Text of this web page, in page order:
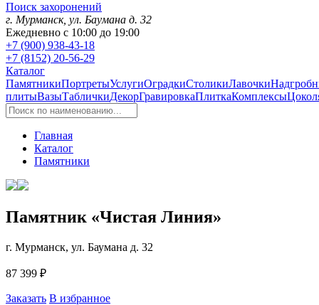
Поиск захоронений
г. Мурманск, ул. Баумана д. 32
Ежедневно с 10:00 до 19:00
+7 (900) 938-43-18
+7 (8152) 20-56-29
Каталог
ПамятникиПортретыУслугиОградкиСтоликиЛавочки
плитыВазыТабличкиДекорГравировкаПлиткаКомплексы
Главная
Каталог
Памятники
Памятник «Чистая Линия»
г. Мурманск, ул. Баумана д. 32
87 399 ₽
Заказать В избранное